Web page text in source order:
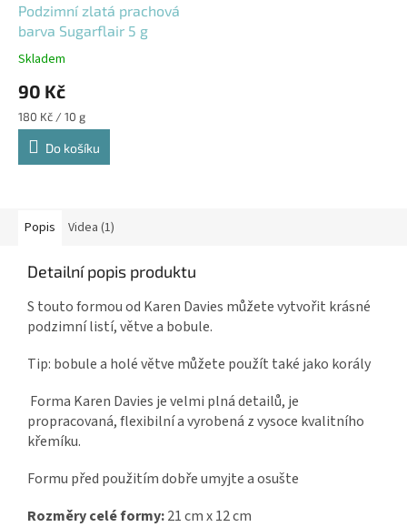
Podzimní zlatá prachová
barva Sugarflair 5 g
Skladem
90 Kč
Měrná
cena:
180 Kč / 10 g
Do košíku
Popis Videa (1)
Detailní popis produktu
S touto formou od Karen Davies můžete vytvořit krásné
podzimní listí, větve a bobule.
Tip: bobule a holé větve můžete použít také jako korály
Forma Karen Davies je velmi plná detailů, je
propracovaná, flexibilní a vyrobená z vysoce kvalitního
křemíku.
Formu před použitím dobře umyjte a osušte
Rozměry celé formy:21 cm x 12 cm